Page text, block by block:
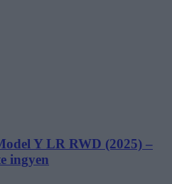
Y LR RWD (2025) –
ingyen